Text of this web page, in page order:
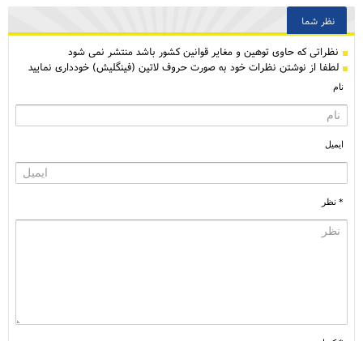
نظر شما
نظراتی كه حاوی توهین و مغایر قوانین کشور باشد منتشر نمی شود
لطفا از نوشتن نظرات خود به صورت حروف لاتین (فینگلیش) خودداری نمایید
نام
ایمیل
* نظر